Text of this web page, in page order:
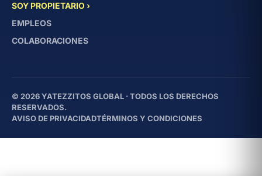
SOY PROPIETARIO ›
EMPLEOS
COLABORACIONES
© 2026 YATEZZITOS GLOBAL · TODOS LOS DERECHOS
RESERVADOS.
AVISO DE PRIVACIDADTÉRMINOS Y CONDICIONES